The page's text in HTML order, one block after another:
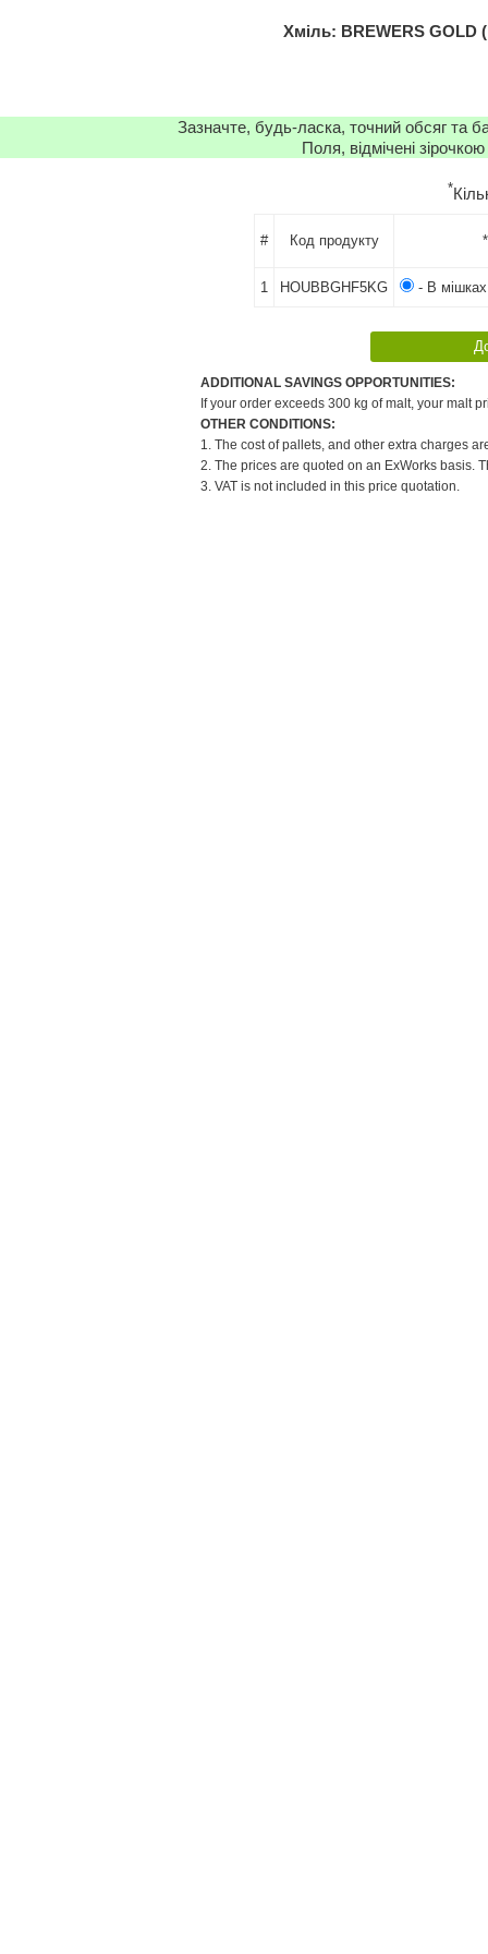
Хміль: BREWERS GOLD
Зазначте, будь-ласка, точний обсяг та
Поля, відмічені
*
# Код продукту
1 HOUBBGHF5KG - В
ADDITIONAL SAVINGS OPPORTUNITIES:
If your order exceeds 300 kg of malt, your malt
OTHER CONDITIONS:
1. The cost of pallets, and other extra charges
2. The prices are quoted on an ExWorks basis.
3. VAT is not included in this price quotation.